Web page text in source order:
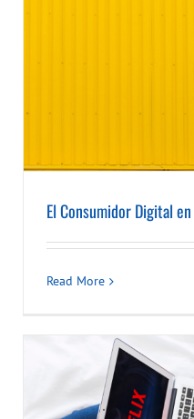
El Consumidor Digital
Read More